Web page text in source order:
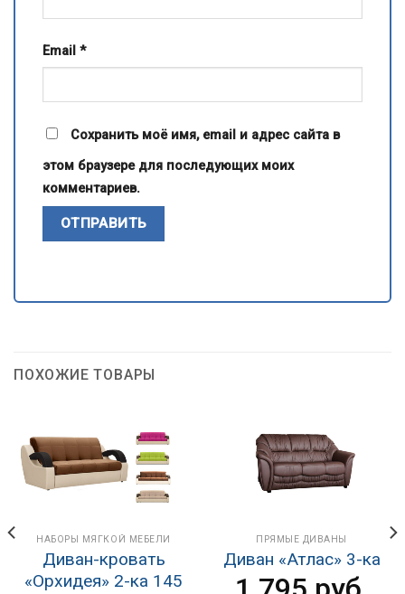
Email *
Сохранить моё имя, email и адрес сайта в
этом браузере для последующих моих
комментариев.
ПОХОЖИЕ ТОВАРЫ
НАБОРЫ МЯГКОЙ МЕБЕЛИ
Диван-кровать
«Орхидея» 2-ка 145
ПРЯМЫЕ ДИВАНЫ
Диван «Атлас» 3-ка